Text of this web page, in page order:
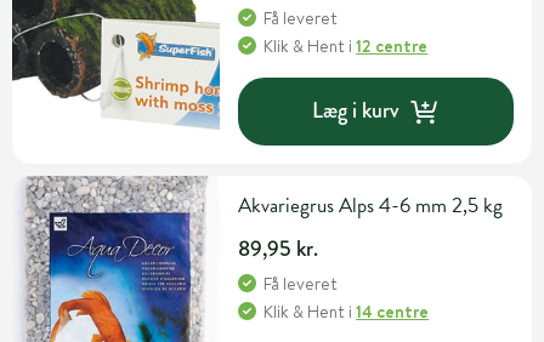
Få leveret
Klik & Hent i12 centre
Læg i kurv
Akvariegrus Alps 4-6 mm 2,5 kg
89,95 kr.
Få leveret
Klik & Hent i14 centre